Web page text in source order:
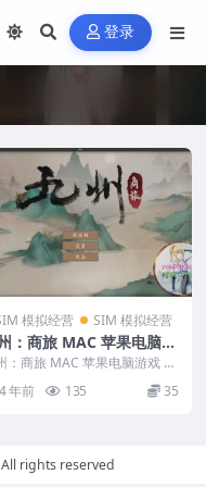
登录
模拟经营 SIM 模拟经营
：商旅 MAC 苹果电脑游
体中文版 支援10.13 10.
10.15 11 12 适用于APPL
：商旅 MAC 苹果电脑游戏 简
文版 支援10.13 10.14 10....
4 年前 135 35
rights reserved